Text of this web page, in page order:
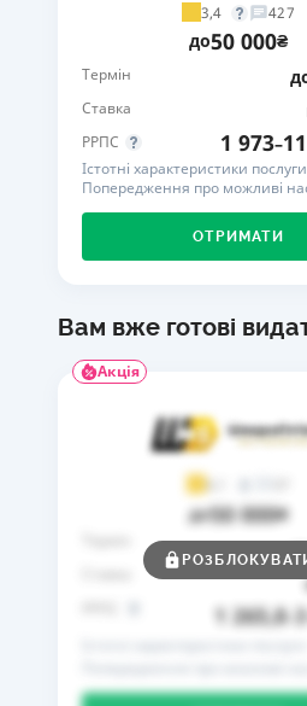
3,4 427
до50 000₴
Термін
Ставка
РРПС 1 973–
Істотні характеристики послуги
Попередження про можливі
ОТРИМАТИ
Вам вже готові
Акція
4,1
до50 000₴
1 265,8